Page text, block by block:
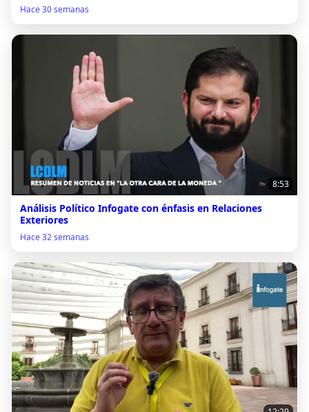
Hace 30 semanas
8:53
Análisis Político Infogate con énfasis en Relaciones
Exteriores
Hace 32 semanas